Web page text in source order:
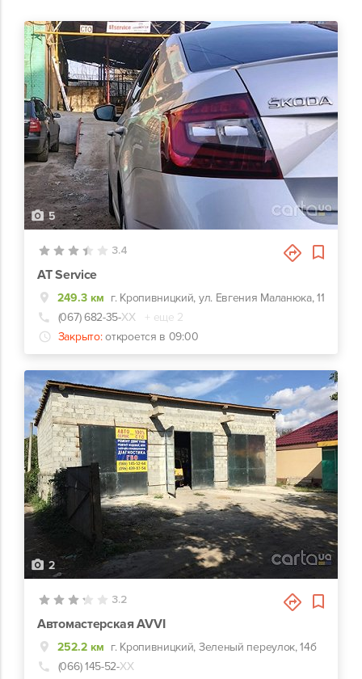
5
3.4
AT Service
249.3 км г. Кропивницкий, ул. Евгения Маланюка, 11
(067) 682-35-ХХ
+ еще 2
Закрыто: откроется в 09:00
2
3.2
Автомастерская AVVI
252.2 км г. Кропивницкий, Зеленый переулок, 14б
(066) 145-52-ХХ